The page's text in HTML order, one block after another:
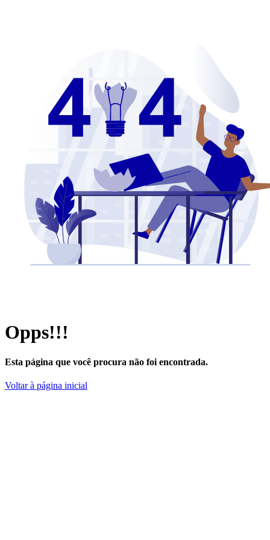
Opps!!!
Esta página que você procura não foi encontrada.
Voltar à página inicial